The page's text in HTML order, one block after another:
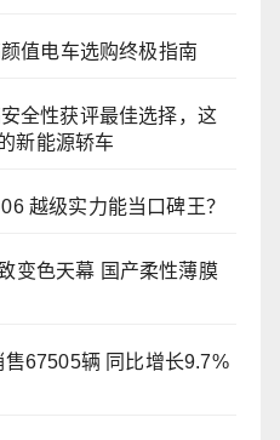
值电车选购终极指南
全性获评最佳选择，这
新能源轿车
越级实力能当口碑王？
变色天幕 国产柔性薄膜
67505辆 同比增长9.7%